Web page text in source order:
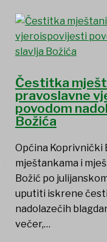
Čestitka
pravoslavne
povodom
Božića
Općina Koprivnički
mještankama i
Božić po
uputiti iskrene
nadolazećih
večer,…